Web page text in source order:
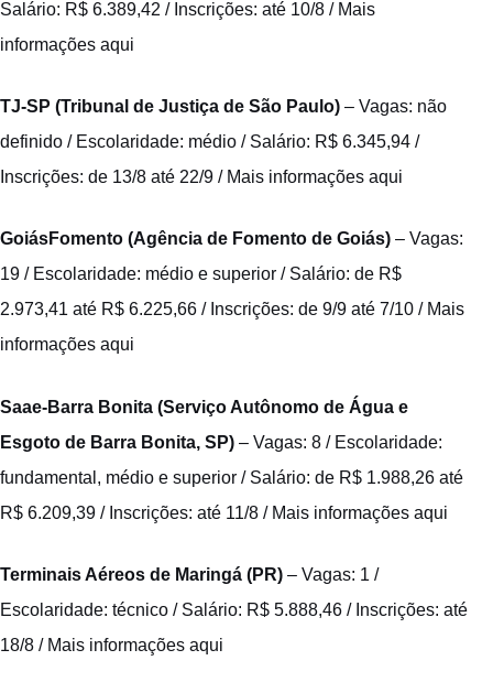
Salário: R$ 6.389,42 / Inscrições: até 10/8 / Mais
informações aqui
TJ-SP (Tribunal de Justiça de São Paulo) – Vagas: não
definido / Escolaridade: médio / Salário: R$ 6.345,94 /
Inscrições: de 13/8 até 22/9 / Mais informações aqui
GoiásFomento (Agência de Fomento de Goiás) – Vagas:
19 / Escolaridade: médio e superior / Salário: de R$
2.973,41 até R$ 6.225,66 / Inscrições: de 9/9 até 7/10 / Mais
informações aqui
Saae-Barra Bonita (Serviço Autônomo de Água e
Esgoto de Barra Bonita, SP) – Vagas: 8 / Escolaridade:
fundamental, médio e superior / Salário: de R$ 1.988,26 até
R$ 6.209,39 / Inscrições: até 11/8 / Mais informações aqui
Terminais Aéreos de Maringá (PR) – Vagas: 1 /
Escolaridade: técnico / Salário: R$ 5.888,46 / Inscrições: até
18/8 / Mais informações aqui